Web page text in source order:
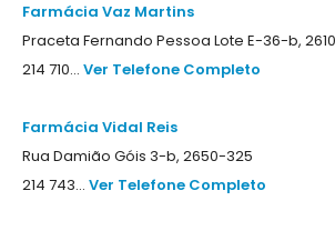
Farmácia Vaz Martins
Praceta Fernando Pessoa Lote E-36-b,
214 710... Ver Telefone Completo
Farmácia Vidal Reis
Rua Damião Góis 3-b, 2650-325
214 743... Ver Telefone Completo